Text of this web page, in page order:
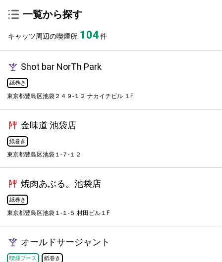
一覧から探す
キャッツ周辺の喫煙所: 104件
Shot bar NorTh Park
紙巻き
東京都豊島区池袋２４９-１２ ナカイチビル １F
金味道 池袋店
紙巻き
東京都豊島区池袋１-７-１２
焼肉あぶる。池袋店
紙巻き
東京都豊島区池袋１-１-５ 村田ビル１F
オールドサージャント
喫煙ブース 紙巻き